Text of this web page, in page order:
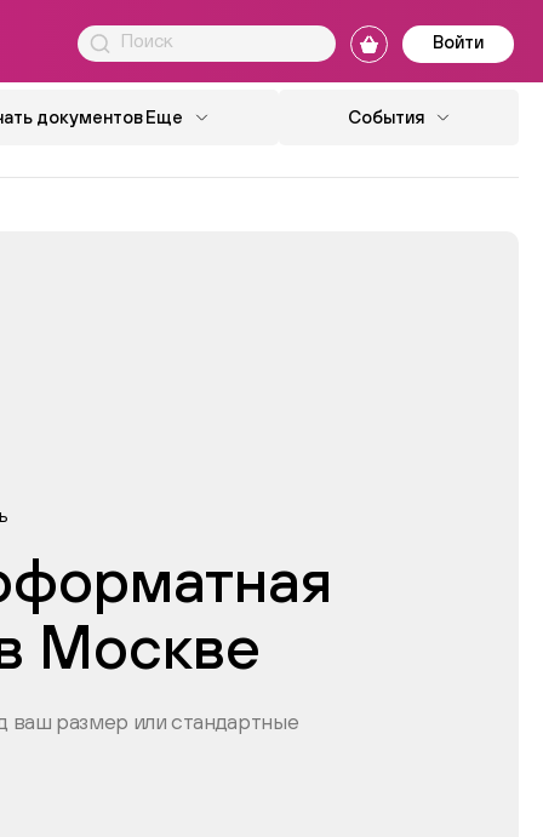
Войти
документовЕще События
Москве
размер или стандартные